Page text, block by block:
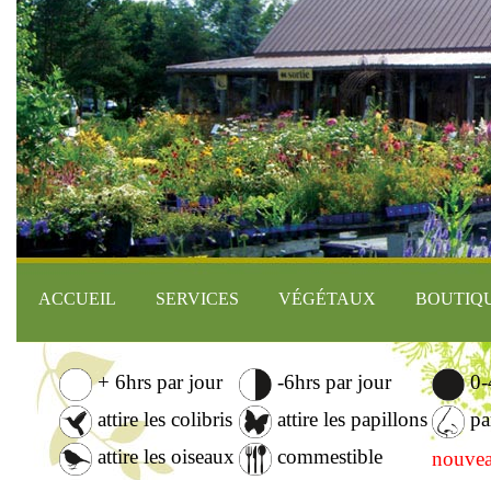
ACCUEIL SERVICES VÉGÉTAUX
+ 6hrs par jour -6hrs par jour
0-
attire les colibris
attire les papillons
attire les oiseaux
commestible